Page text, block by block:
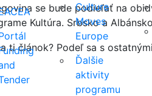
Culture
Moves
Europe
Ďalšie
aktivity
programu
se bude podieľať na
Kultúra. Srbsko a